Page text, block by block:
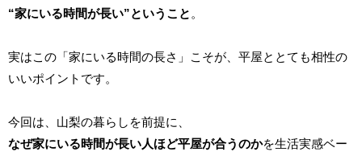
“家にいる時間が長い”ということ 。
実はこの「家にいる時間の長さ」こそが、平屋ととても相性の
いいポイントです。
今回は、山梨の暮らしを前提に、
なぜ家にいる時間が長い人ほど平屋が合うのかを生活実感ベー